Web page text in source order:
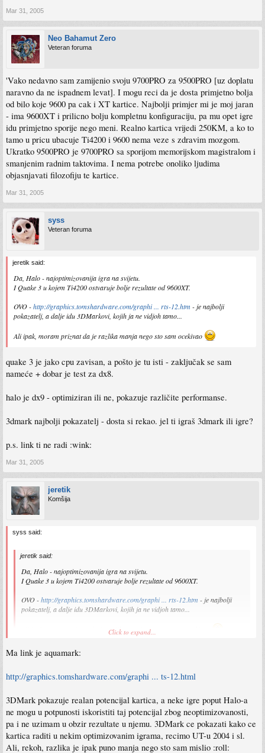
Mar 31, 2005
Neo Bahamut Zero
Veteran foruma
'Vako nedavno sam zamijenio svoju 9700PRO za 9500PRO [uz doplatu
naravno da ne ispadnem levat]. I mogu reci da je dosta primjetno bolja
od bilo koje 9600 pa cak i XT kartice. Najbolji primjer mi je moj jaran
- ima 9600XT i prilicno bolju kompletnu konfiguraciju, pa mu opet igre
idu primjetno sporije nego meni. Realno kartica vrijedi 250KM, a ko to
tamo u pricu ubacuje Ti4200 i 9600 nema veze s zdravim mozgom.
Ukratko 9500PRO je 9700PRO sa sporijom memorijskom magistralom i
smanjenim radnim taktovima. I nema potrebe onoliko ljudima
objasnjavati filozofiju te kartice.
Mar 31, 2005
syss
Veteran foruma
jeretik said:
Da, Halo - najoptimizovanija igra na svijetu.
I Quake 3 u kojem Ti4200 ostvaruje bolje rezultate od 9600XT.
OVO -http://graphics.tomshardware.com/graphi ... rts-12.htm- je najbolji
pokazatelj, a dalje idu 3DMarkovi, kojih ja ne vidjoh tamo...
Ali ipak, moram priznat da je razlika manja nego sto sam ocekivao
quake 3 je jako cpu zavisan, a pošto je tu isti - zaključak se sam
nameće + dobar je test za dx8.
halo je dx9 - optimiziran ili ne, pokazuje različite performanse.
3dmark najbolji pokazatelj - dosta si rekao. jel ti igraš 3dmark ili igre?
p.s. link ti ne radi :wink:
Mar 31, 2005
jeretik
Komšija
syss said:
jeretik said:
Da, Halo - najoptimizovanija igra na svijetu.
I Quake 3 u kojem Ti4200 ostvaruje bolje rezultate od 9600XT.
OVO -http://graphics.tomshardware.com/graphi ... rts-12.htm - je najbolji
pokazatelj, a dalje idu 3DMarkovi, kojih ja ne vidjoh tamo...
Ali ipak, moram priznat da je razlika manja nego sto sam ocekivao
quake 3 je jako cpu zavisan, a pošto je tu isti - zaključak se sam nameće + dobar je
halo je dx9 - optimiziran ili ne, pokazuje različite performanse.
3dmark najbolji pokazatelj - dosta si rekao. jel ti igraš 3dmark ili igre?
p.s. link ti ne radi :wink:
Click to expand...
Ma link je aquamark:
http://graphics.tomshardware.com/graphi ... ts-12.html
3DMark pokazuje realan potencijal kartica, a neke igre poput Halo-a
ne mogu u potpunosti iskoristiti taj potencijal zbog neoptimizovanosti,
pa i ne uzimam u obzir rezultate u njemu. 3DMark ce pokazati kako ce
kartica raditi u nekim optimizovanim igrama, recimo UT-u 2004 i sl.
Ali, rekoh, razlika je ipak puno manja nego sto sam mislio :roll: